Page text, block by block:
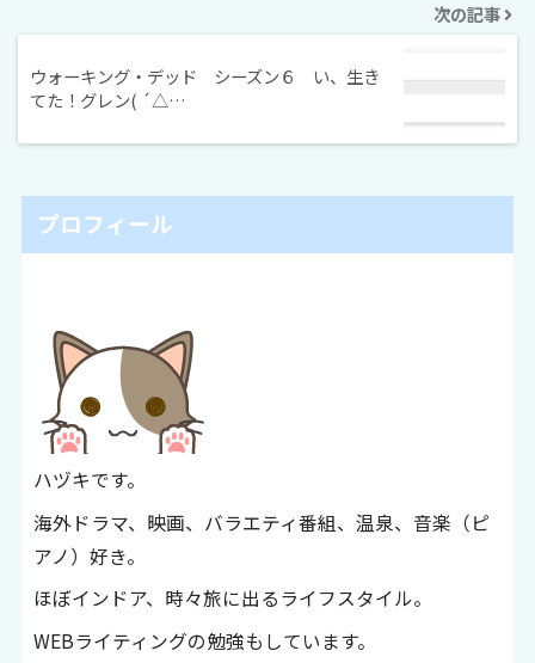
次の記事
ウォーキング・デッド シーズン６ い、生き
てた！グレン( ´△…
プロフィール
ハヅキです。
海外ドラマ、映画、バラエティ番組、温泉、音楽（ピ
アノ）好き。
ほぼインドア、時々旅に出るライフスタイル。
WEBライティングの勉強もしています。